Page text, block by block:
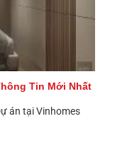
Tin Mới Nhất
án tại Vinhomes